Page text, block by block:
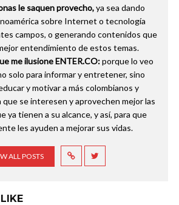
le saquen provecho,ya sea dando
sobre Internet o tecnología
campos, o generando contenidos que
entendimiento de estos temas.
me ilusione ENTER.CO:porque lo veo
solo para informar y entretener, sino
y motivar a más colombianos y
que se interesen y aprovechen mejor las
ya tienen a su alcance, y así, para que
les ayuden a mejorar sus vidas.
ALL POSTS